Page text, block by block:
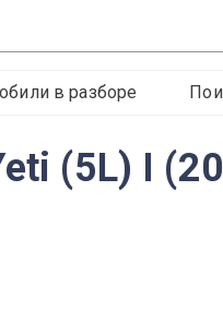
в разборе
(5L) I